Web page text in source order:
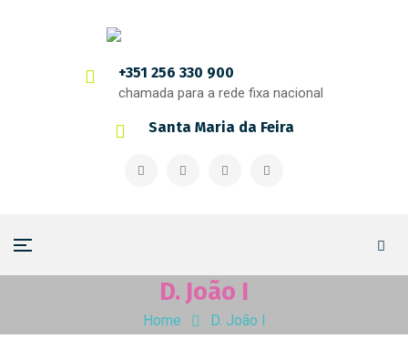
+351 256 330 900
chamada para a rede fixa nacional
Santa Maria da Feira
D. João I
Home D. João I